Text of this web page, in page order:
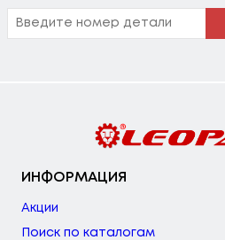
ИНФОРМАЦИЯ
Акции
Поиск по каталогам